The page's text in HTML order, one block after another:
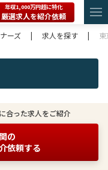
年収1,000万円超に特化
厳選求人を紹介依頼
ーズ
| 求人を探す |
合った求人をご紹介
の
依頼する